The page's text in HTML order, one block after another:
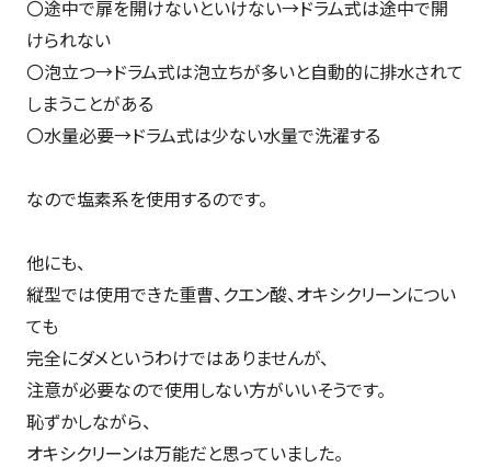
〇途中で扉を開けないといけない→ドラム式は途中で開
けられない
〇泡立つ→ドラム式は泡立ちが多いと自動的に排水されて
しまうことがある
〇水量必要→ドラム式は少ない水量で洗濯する
なので塩素系を使用するのです。
他にも、
縦型では使用できた重曹、クエン酸、オキシクリーンについ
ても
完全にダメというわけではありませんが、
注意が必要なので使用しない方がいいそうです。
恥ずかしながら、
オキシクリーンは万能だと思っていました。